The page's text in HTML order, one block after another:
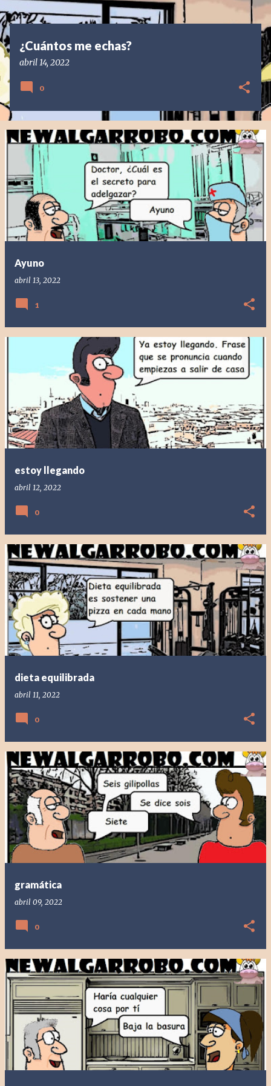
¿Cuántos me echas?
abril 14, 2022
0
Ayuno
abril 13, 2022
1
estoy llegando
abril 12, 2022
0
dieta equilibrada
abril 11, 2022
0
gramática
abril 09, 2022
0